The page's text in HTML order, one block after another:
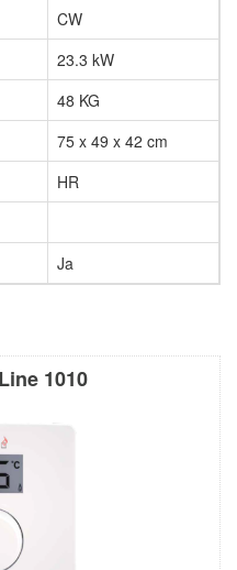
CW
23.3 kW
48 KG
75 x 49 x 42 cm
HR
Ja
1010